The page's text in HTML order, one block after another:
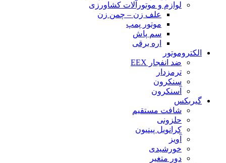
لوازم و موتورآلات کشاورزی
علف زن – چمن زن
موتور پمپ
سم پاش
اره برقی
الکتروموتور
ضد انفجار EEX
ترمزدار
سنکرون
آسنکرون
گیربکس
شافت مستقیم
حلزونی
کرانویل پینیون
آویز
خورشیدی
دور متغیر